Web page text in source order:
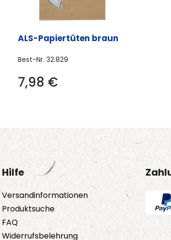
ALS-Papiertüten braun
Best-Nr.32.829
7,98 €
Hilfe
Versandinformationen
Produktsuche
FAQ
Widerrufsbelehrung